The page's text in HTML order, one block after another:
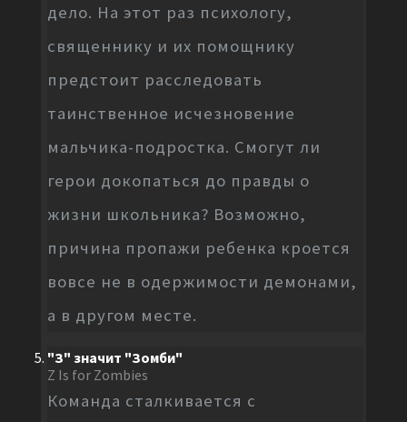
дело. На этот раз психологу,
священнику и их помощнику
предстоит расследовать
таинственное исчезновение
мальчика-подростка. Смогут ли
герои докопаться до правды о
жизни школьника? Возможно,
причина пропажи ребенка кроется
вовсе не в одержимости демонами,
а в другом месте.
"З" значит "Зомби"
Z Is for Zombies
Команда сталкивается с